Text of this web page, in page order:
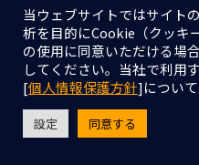
情報セキュ
Copyright © LINX
当ウェブサイトではサイト
析を目的にCookie（クッキ
の使用に同意いただける場
してください。当社で利用
[個人情報保護方針]について
設定 同意する